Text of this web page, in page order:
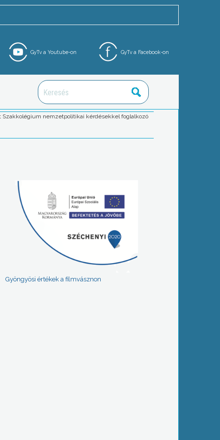
GyTv a Facebook-on
GyTv a Youtube-on
Szakkolégium nemzetpolitikai kérdésekkel foglalkozó
Gyöngyösi értékek a filmvásznon